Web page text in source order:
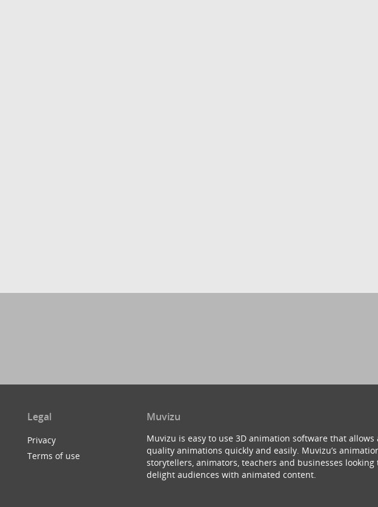
Legal
Privacy
Terms of use
Muvizu
Muvizu is easy to use 3D animation software that
quality animations quickly and easily. Muvizu’s
storytellers, animators, teachers and businesses looking
delight audiences with animated content.